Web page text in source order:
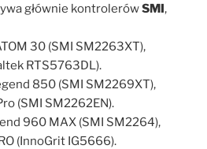
głównie kontrolerówSMI,
30 (SMI SM2263XT),
RTS5763DL).
850 (SMI SM2269XT),
(SMI SM2262EN).
960 MAX (SMI SM2264),
(InnoGrit IG5666).